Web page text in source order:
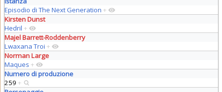
Episodio di The Next Generation +
Kirsten Dunst
Hedril +
Majel Barrett-Roddenberry
Lwaxana Troi +
Norman Large
Maques +
Numero di produzione
259 +